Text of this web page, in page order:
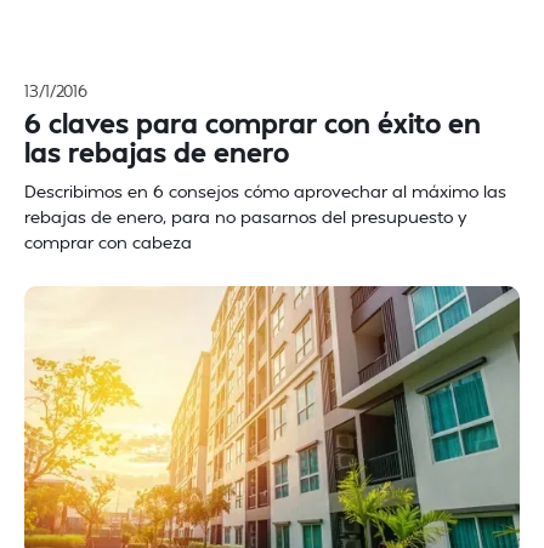
13/1/2016
6 claves para comprar con éxito en
las rebajas de enero
Describimos en 6 consejos cómo aprovechar al máximo las
rebajas de enero, para no pasarnos del presupuesto y
comprar con cabeza